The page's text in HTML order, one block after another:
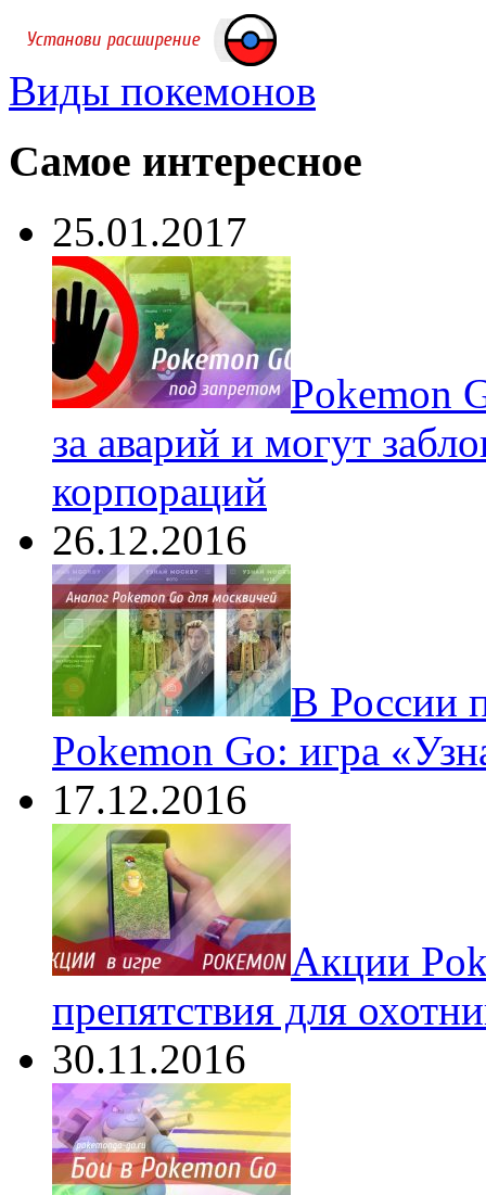
Виды покемонов
Самое интересное
25.01.2017
Pokеmon
за аварий и могут
корпораций
26.12.2016
В России
Pokemon Go: игра
17.12.2016
Акции
препятствия для
30.11.2016